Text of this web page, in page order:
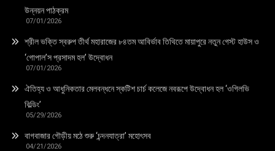
উন্নয়ন পাঠক্রম
07/01/2026
শ্রীল ভক্তি স্বরুপ তীর্থ মহারাজের ৮৪তম আবির্ভাব তিথিতে মায়াপুরে নতুন গেস্ট হাউস ও
‘গোপাল’স প্রসাদম হল’ উদ্বোধন
07/01/2026
ঐতিহ্য ও আধুনিকতার মেলবন্ধনে স্কটিশ চার্চ কলেজে নবরূপে উদ্বোধন হল ‘ওগিলভি
বিল্ডিং’
05/29/2026
বাগবাজার গৌড়ীয় মঠে শুরু ‘চন্দনযাত্রা’ মহোৎসব
04/21/2026